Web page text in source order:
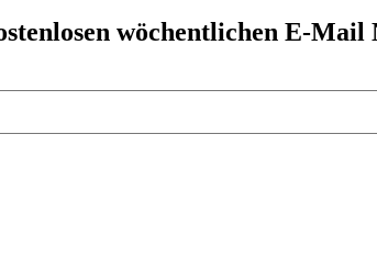
wöchentlichen E-Mail